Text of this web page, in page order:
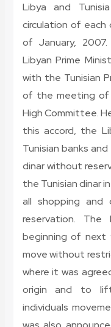
Libya and
circulation of each
of January,
Libyan Prime
with the Tunisian
of the meeting of
High Committee.
this accord, the
Tunisian banks
dinar without
the Tunisian dinar
all shopping and
reservation.
beginning of next
move without
where it was
origin and to
individuals